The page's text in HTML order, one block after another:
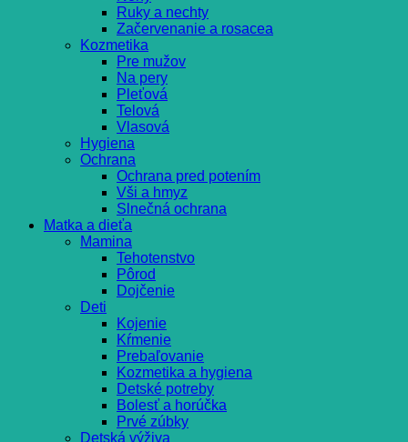
Ruky a nechty
Začervenanie a rosacea
Kozmetika
Pre mužov
Na pery
Pleťová
Telová
Vlasová
Hygiena
Ochrana
Ochrana pred potením
Vši a hmyz
Slnečná ochrana
Matka a dieťa
Mamina
Tehotenstvo
Pôrod
Dojčenie
Deti
Kojenie
Kŕmenie
Prebaľovanie
Kozmetika a hygiena
Detské potreby
Bolesť a horúčka
Prvé zúbky
Detská výživa